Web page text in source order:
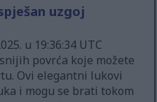
uzgoj
u 19:36:34 UTC
povrća koje možete
Ovi elegantni lukovi
i mogu se brati tokom